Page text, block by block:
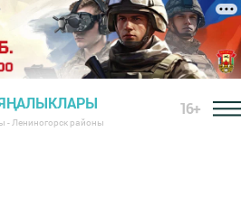
- Лениногорск районы
16+